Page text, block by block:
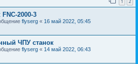
2000-3
flyserg « 16 май 2022, 05:45
ЧПУ станок
flyserg « 14 май 2022, 06:43